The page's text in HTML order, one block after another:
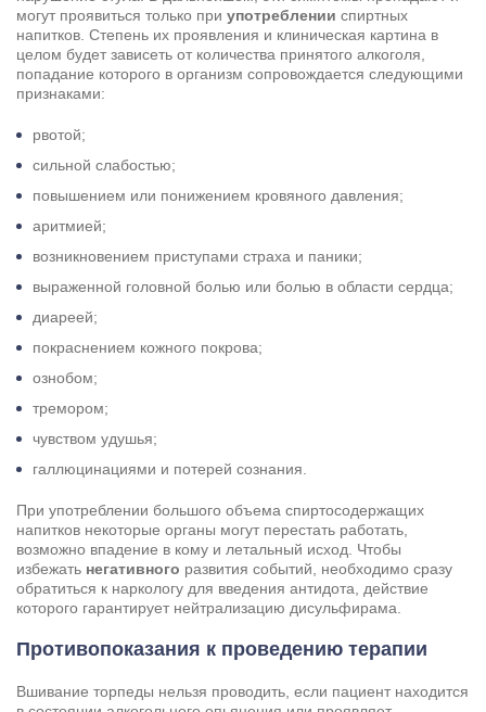
могут проявиться только при употреблении спиртных
напитков. Степень их проявления и клиническая картина в
целом будет зависеть от количества принятого алкоголя,
попадание которого в организм сопровождается следующими
признаками:
рвотой;
сильной слабостью;
повышением или понижением кровяного давления;
аритмией;
возникновением приступами страха и паники;
выраженной головной болью или болью в области сердца;
диареей;
покраснением кожного покрова;
ознобом;
тремором;
чувством удушья;
галлюцинациями и потерей сознания.
При употреблении большого объема спиртосодержащих
напитков некоторые органы могут перестать работать,
возможно впадение в кому и летальный исход. Чтобы
избежать негативного развития событий, необходимо сразу
обратиться к наркологу для введения антидота, действие
которого гарантирует нейтрализацию дисульфирама.
Противопоказания к проведению терапии
Вшивание торпеды нельзя проводить, если пациент находится